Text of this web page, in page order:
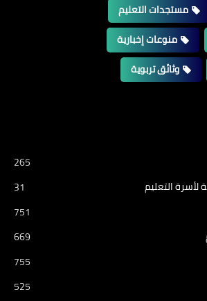
مستجدات التعليم
منوعات إخبارية
وثائق تربوية
265
لأسرة التعليم
31
751
669
755
525